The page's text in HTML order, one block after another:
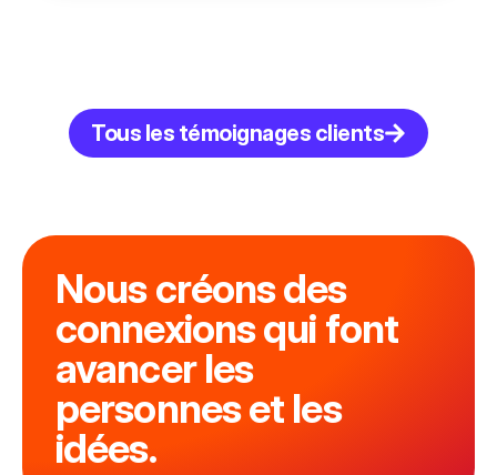
Tous les témoignages clients
Nous créons des
connexions qui font
avancer les
personnes et les
idées.